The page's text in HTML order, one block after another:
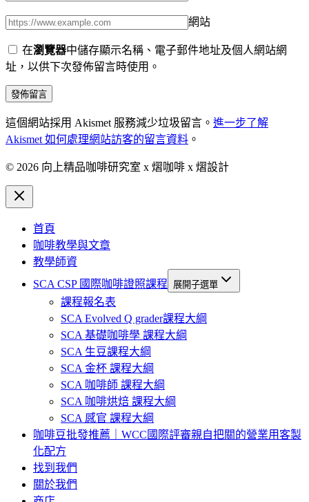
網站
在瀏覽器中儲存顯示名稱、電子郵件地址及個人網站網
址，以供下次發佈留言時使用。
這個網站採用 Akismet 服務減少垃圾留言。 進一步了解
Akismet 如何處理網站訪客的留言資料 。
© 2026 向上精品咖啡研究室 x 熠咖啡 x 熠設計
首頁
咖啡教學與文章
教學師資
SCA CSP 國際咖啡證照課程
展開子選單
課程報名表
SCA Evolved Q grader課程大綱
SCA 基礎咖啡學 課程大綱
SCA 生豆課程大綱
SCA 金杯 課程大綱
SCA 咖啡師 課程大綱
SCA 咖啡烘焙 課程大綱
SCA 感官 課程大綱
咖啡豆批發推薦｜WCC國際評審親自把關的營業用客製
化配方
找到我們
關於我們